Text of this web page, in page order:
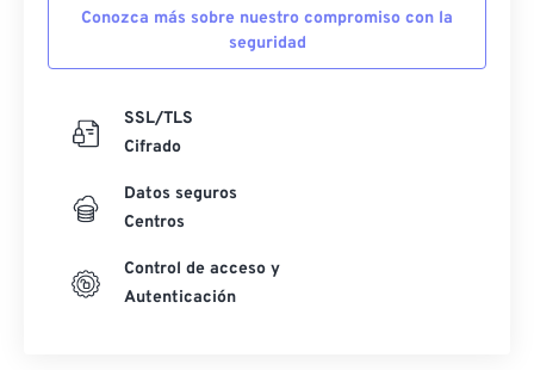
Conozca más sobre nuestro compromiso con la
seguridad
SSL/TLS
Cifrado
Datos seguros
Centros
Control de acceso y
Autenticación